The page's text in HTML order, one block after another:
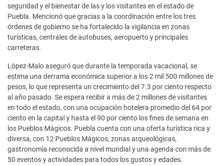
seguridad y el bienestar de las y los visitantes en el estado de
Puebla. Mencionó que gracias a la coordinación entre los tres
órdenes de gobierno se ha fortalecido la vigilancia en zonas
turísticas, centrales de autobuses, aeropuerto y principales
carreteras.
López-Malo aseguró que durante la temporada vacacional, se
estima una derrama económica superior a los 2 mil 500 millones de
pesos, lo que representa un crecimiento del 7.3 por ciento respecto
al año pasado. Se espera recibir a más de 2 millones de visitantes
en todo el estado, con una ocupación hotelera promedio del 64 por
ciento en la capital y hasta el 90 por ciento los fines de semana en
los Pueblos Mágicos. Puebla cuenta con una oferta turística rica y
diversa, con 12 Pueblos Mágicos, zonas arqueológicas,
gastronomía reconocida a nivel mundial y una agenda con más de
50 eventos y actividades para todos los gustos y edades.